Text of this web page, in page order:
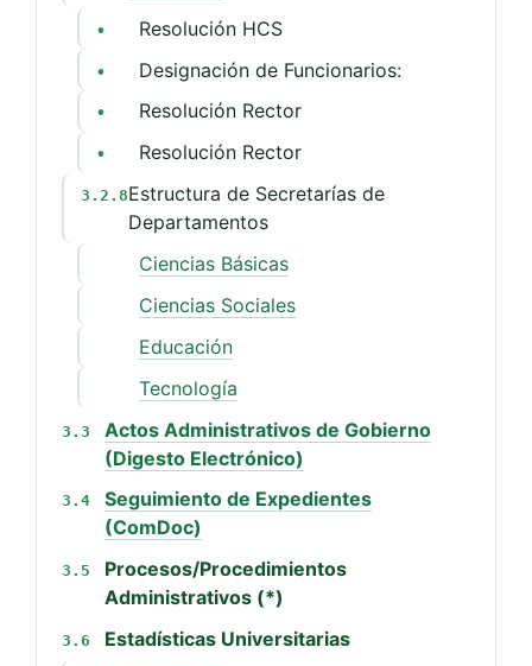
• Resolución HCS
• Designación de Funcionarios:
• Resolución Rector
• Resolución Rector
3.2.8Estructura de Secretarías de
Departamentos
Ciencias Básicas
Ciencias Sociales
Educación
Tecnología
3.3
Actos Administrativos de Gobierno
(Digesto Electrónico)
3.4
Seguimiento de Expedientes
(ComDoc)
3.5
Procesos/Procedimientos
Administrativos (*)
3.6 Estadísticas Universitarias